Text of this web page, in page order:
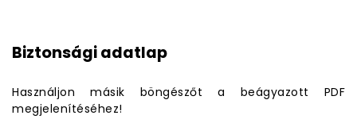
Biztonsági adatlap
Használjon másik böngészőt a beágyazott PDF
megjelenítéséhez!